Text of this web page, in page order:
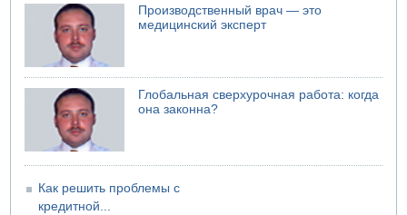
Производственный врач — это
медицинский эксперт
Глобальная сверхурочная работа: когда
она законна?
Как решить проблемы с
кредитной...